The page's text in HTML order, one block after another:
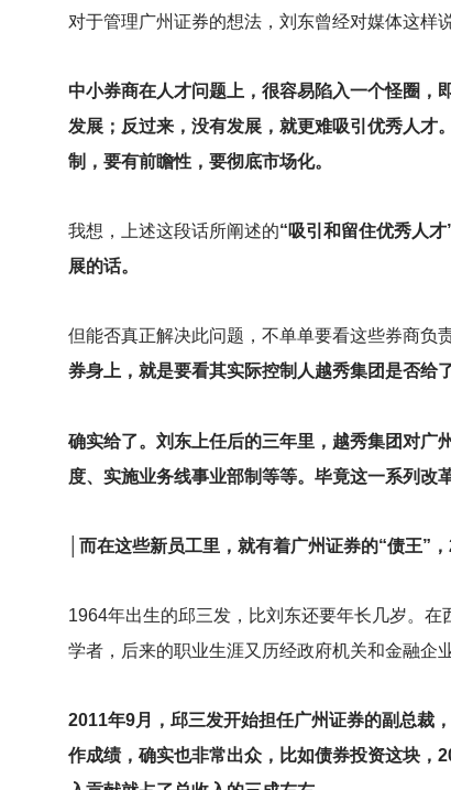
对于管理广州证券的想法，刘东曾经对媒体这样
中小券商在人才问题上，很容易陷入一个怪圈，
发展；反过来，没有发展，就更难吸引优秀人才
制，要有前瞻性，要彻底市场化。
我想，上述这段话所阐述的“吸引和留住优秀人
展的话。
但能否真正解决此问题，不单单要看这些券商负
券身上，就是要看其实际控制人越秀集团是否给
确实给了。刘东上任后的三年里，越秀集团对广
度、实施业务线事业部制等等。毕竟这一系列改
│而在这些新员工里，就有着广州证券的“债王”
1964年出生的邱三发，比刘东还要年长几岁。
学者，后来的职业生涯又历经政府机关和金融企
2011年9月，邱三发开始担任广州证券的副总裁
作成绩，确实也非常出众，比如债券投资这块，